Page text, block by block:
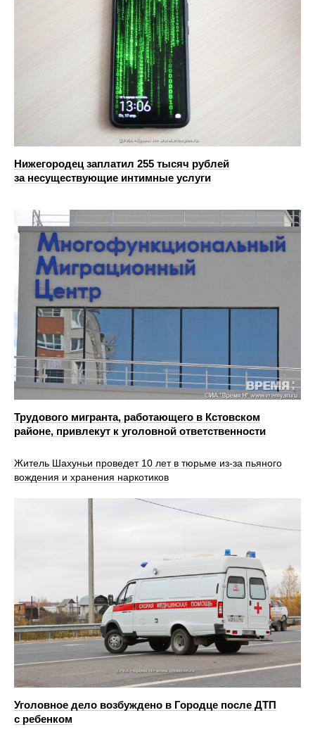
Нижегородец заплатил 255 тысяч рублей
за несуществующие интимные услуги
Трудового мигранта, работающего в Кстовском
районе, привлекут к уголовной ответственности
Житель Шахуньи проведет 10 лет в тюрьме из-за пьяного
вождения и хранения наркотиков
Уголовное дело возбуждено в Городце после ДТП
с ребенком